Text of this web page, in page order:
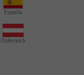
España
Österreich